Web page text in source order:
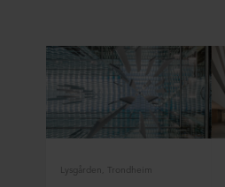
Lysgården, Trondheim